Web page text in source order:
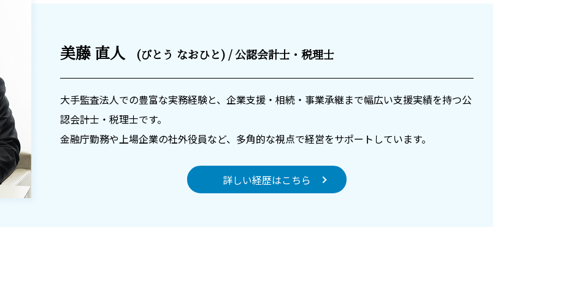
美藤 直人 (びとう なおひと) / 公認会計士・税理士
大手監査法人での豊富な実務経験と、企業支援・相続・事業承継まで幅広い支援実績を持つ公
認会計士・税理士です。
金融庁勤務や上場企業の社外役員など、多角的な視点で経営をサポートしています。
詳しい経歴はこちら